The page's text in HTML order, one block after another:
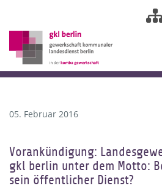
05. Februar 2016
Vorankündigung:
gkl berlin unter dem Motto:
sein öffentlicher Dienst?